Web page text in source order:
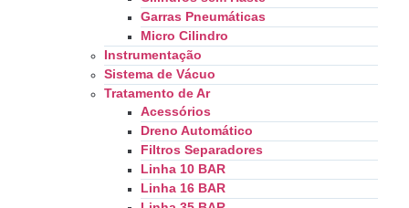
Garras Pneumáticas
Micro Cilindro
Instrumentação
Sistema de Vácuo
Tratamento de Ar
Acessórios
Dreno Automático
Filtros Separadores
Linha 10 BAR
Linha 16 BAR